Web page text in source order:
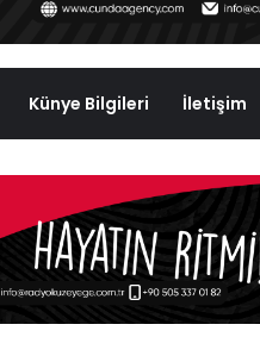
Künye Bilgileri İletişim